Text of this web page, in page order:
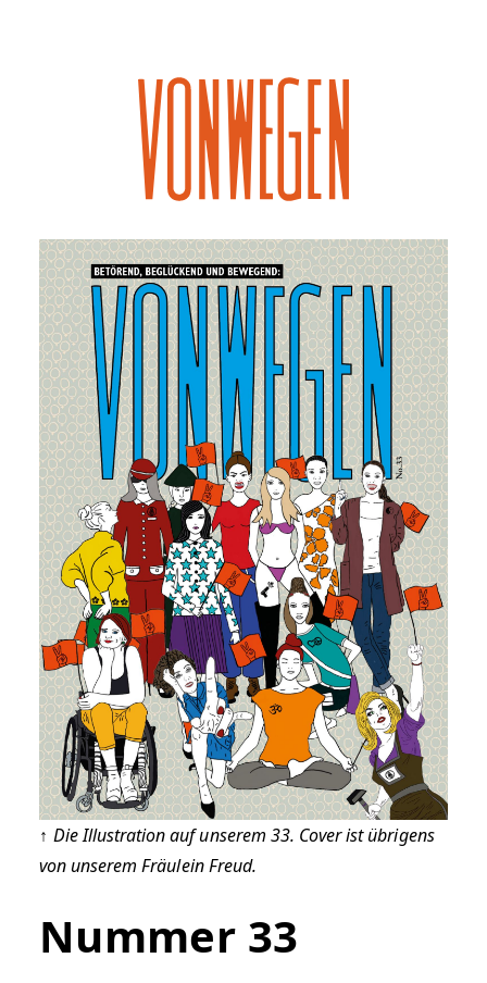
↑ Die Illustration auf unserem 33. Cover ist übrigens
von unserem Fräulein Freud.
Nummer 33